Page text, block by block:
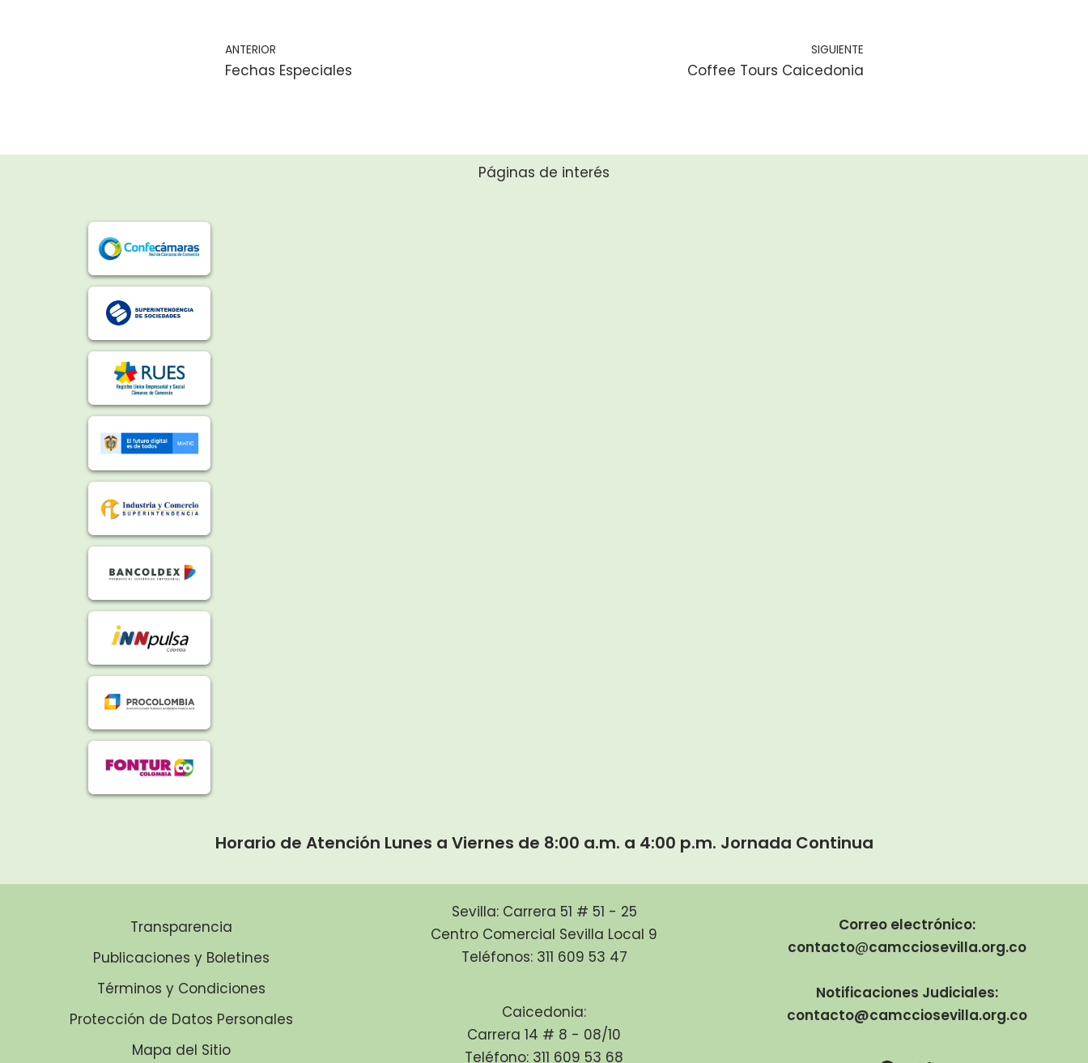
ANTERIOR
Fechas Especiales
SIGUIENTE
Coffee Tours Caicedonia
Páginas de interés
Horario de Atención Lunes a Viernes de 8:00 a.m. a 4:00 p.m. Jornada Continua
Transparencia
Publicaciones y Boletines
Términos y Condiciones
Protección de Datos Personales
Mapa del Sitio
Sevilla: Carrera 51 # 51 - 25
Centro Comercial Sevilla Local 9
Teléfonos: 311 609 53 47
Caicedonia:
Carrera 14 # 8 - 08/10
Teléfono: 311 609 53 68
Correo electrónico:
contacto@camcciosevilla.org.co
Notificaciones Judiciales:
contacto@camcciosevilla.org.co